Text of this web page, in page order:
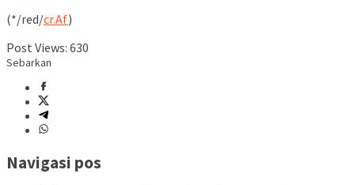
(*/red/cr.Af)
Post Views: 630
Sebarkan
Navigasi pos